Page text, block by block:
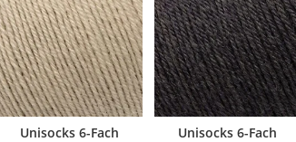
Unisocks 6-Fach Unisocks 6-Fach